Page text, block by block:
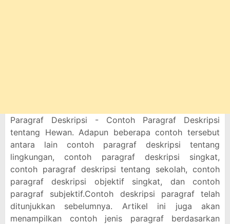
Paragraf Deskripsi - Contoh Paragraf Deskripsi
tentang Hewan. Adapun beberapa contoh tersebut
antara lain contoh paragraf deskripsi tentang
lingkungan, contoh paragraf deskripsi singkat,
contoh paragraf deskripsi tentang sekolah, contoh
paragraf deskripsi objektif singkat, dan contoh
paragraf subjektif.Contoh deskripsi paragraf telah
ditunjukkan sebelumnya. Artikel ini juga akan
menampilkan contoh jenis paragraf berdasarkan